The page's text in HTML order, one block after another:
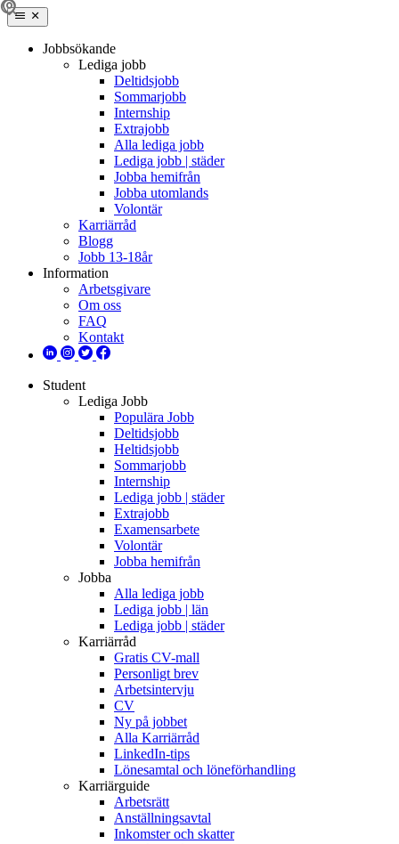
Jobbsökande
Lediga jobb
Deltidsjobb
Sommarjobb
Internship
Extrajobb
Alla lediga jobb
Lediga jobb | städer
Jobba hemifrån
Jobba utomlands
Volontär
Karriärråd
Blogg
Jobb 13-18år
Information
Arbetsgivare
Om oss
FAQ
Kontakt
Student
Lediga Jobb
Populära Jobb
Deltidsjobb
Heltidsjobb
Sommarjobb
Internship
Lediga jobb | städer
Extrajobb
Examensarbete
Volontär
Jobba hemifrån
Jobba
Alla lediga jobb
Lediga jobb | län
Lediga jobb | städer
Karriärråd
Gratis CV-mall
Personligt brev
Arbetsintervju
CV
Ny på jobbet
Alla Karriärråd
LinkedIn-tips
Lönesamtal och löneförhandling
Karriärguide
Arbetsrätt
Anställningsavtal
Inkomster och skatter